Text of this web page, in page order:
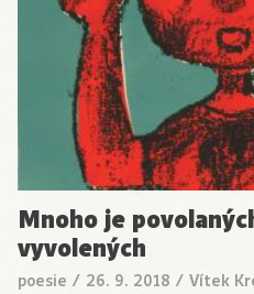
Mnoho je
vyvolených
poesie / 26. 9. 2018 / Vítek